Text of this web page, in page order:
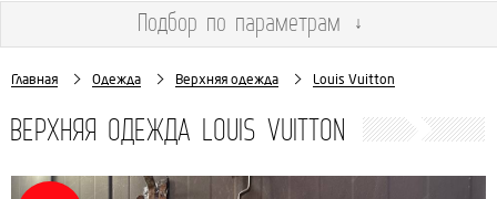
Подбор по параметрам ↓
Главная Одежда Верхняя одежда Louis Vuitton
ВЕРХНЯЯ ОДЕЖДА LOUIS VUITTON